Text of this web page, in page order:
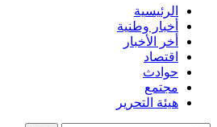
الرئيسية
أخبار وطنية
أخر الأخبار
اقتصاد
حوادث
مجتمع
هيئة التحرير